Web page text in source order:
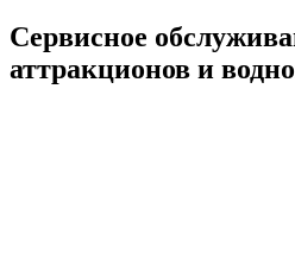
Сервисное
аттракционов и